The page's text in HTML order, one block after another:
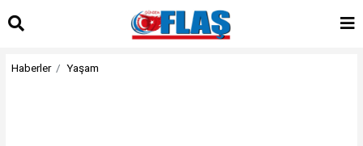
Haberler Yaşam